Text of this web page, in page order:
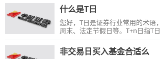
什么是T日
您好，T日是证券行业常用的术语
周末、法定节假日等。T+n日指T
日，如遇节假日则顺延至下一交易
非交易日买入基金合适么